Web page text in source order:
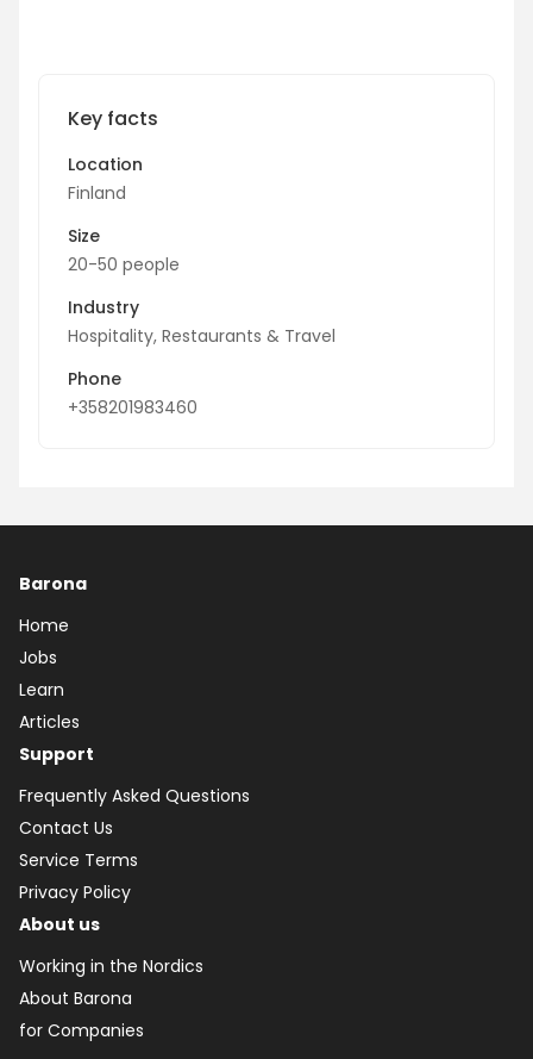
Key facts
Location
Finland
Size
20-50 people
Industry
Hospitality, Restaurants & Travel
Phone
+358201983460
Barona
Home
Jobs
Learn
Articles
Support
Frequently Asked Questions
Contact Us
Service Terms
Privacy Policy
About us
Working in the Nordics
About Barona
for Companies